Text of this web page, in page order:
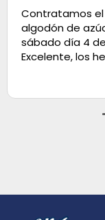
Contratamos
algodón de
sábado día 4
Excelente, los